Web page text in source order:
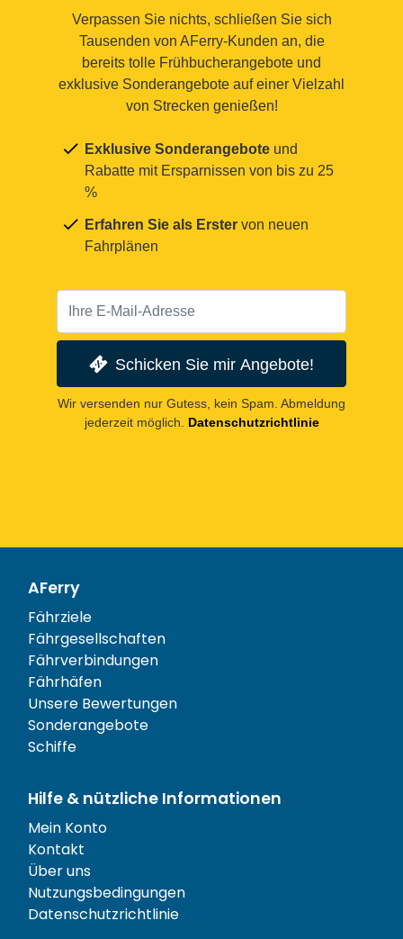
Verpassen Sie nichts, schließen Sie sich
Tausenden von AFerry-Kunden an, die
bereits tolle Frühbucherangebote und
exklusive Sonderangebote auf einer Vielzahl
von Strecken genießen!
Exklusive Sonderangebote und
Rabatte mit Ersparnissen von bis zu 25
%
Erfahren Sie als Erster von neuen
Fahrplänen
Schicken Sie mir Angebote!
Wir versenden nur Gutess, kein Spam. Abmeldung
jederzeit möglich.
Datenschutzrichtlinie
AFerry
Fährziele
Fährgesellschaften
Fährverbindungen
Fährhäfen
Unsere Bewertungen
Sonderangebote
Schiffe
Hilfe & nützliche Informationen
Mein Konto
Kontakt
Über uns
Nutzungsbedingungen
Datenschutzrichtlinie